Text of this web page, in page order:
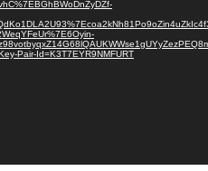
Pair-Id=K3T7EYR9NMFURT